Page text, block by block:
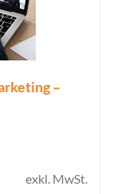
–
exkl. MwSt.